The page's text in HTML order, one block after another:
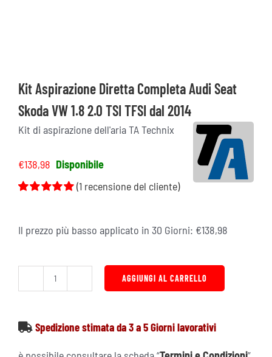
Kit Aspirazione Diretta Completa Audi Seat
Skoda VW 1.8 2.0 TSI TFSI dal 2014
Kit di aspirazione dell'aria TA Technix
€138,98 Disponibile
base di
recensioni
(1 recensione del cliente)
Il prezzo più basso applicato in 30 Giorni: €138,98
Kit
Completa
Audi
AGGIUNGI AL CARRELLO
Spedizione stimata da 3 a 5 Giorni lavorativi